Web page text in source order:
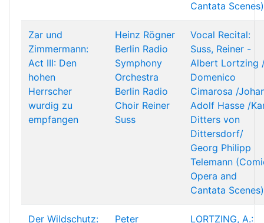
Cantata Scenes)
Zar und
Zimmermann:
Act III: Den
hohen
Herrscher
wurdig zu
empfangen
Heinz Rögner
Berlin Radio
Symphony
Orchestra
Berlin Radio
Choir Reiner
Suss
Vocal Recital:
Suss, Reiner -
Albert Lortzing
Domenico
Cimarosa /
Adolf Hasse /
Ditters von
Dittersdorf/
Georg Philipp
Telemann
Opera and
Cantata Scenes)
Der Wildschutz: Peter LORTZING, A.: